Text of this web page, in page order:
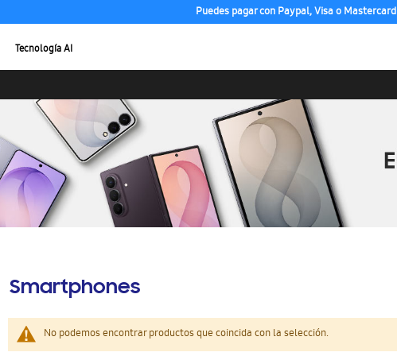
Puedes pagar con Paypal, Visa o Mastercard
Tecnología AI
Smartphones
No podemos encontrar productos que coincida con la selección.